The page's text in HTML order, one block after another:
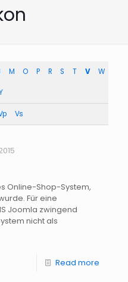
M O P R S T V W
Vs
Online-Shop-System,
Für eine
Joomla zwingend
nicht als
Read more